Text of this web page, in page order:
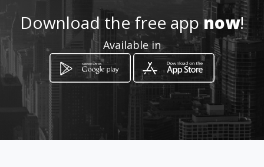
Location
Download the free appnow!
Available in